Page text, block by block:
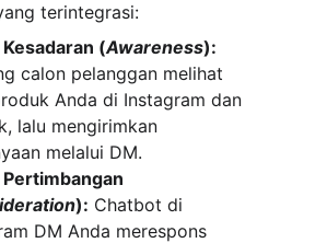
terintegrasi:
(Awareness):
calon pelanggan melihat
Anda di Instagram dan
lalu mengirimkan
melalui DM.
Pertimbangan
): Chatbot di
DM Anda merespons